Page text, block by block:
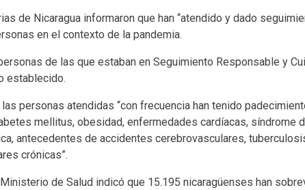
de Nicaragua informaron que han “atendido y dado
en el contexto de la pandemia.
de las que estaban en Seguimiento Responsable y
establecido.
personas atendidas “con frecuencia han tenido
mellitus, obesidad, enfermedades cardíacas, síndrome
antecedentes de accidentes cerebrovasculares,
crónicas”.
de Salud indicó que 15.195 nicaragüenses han